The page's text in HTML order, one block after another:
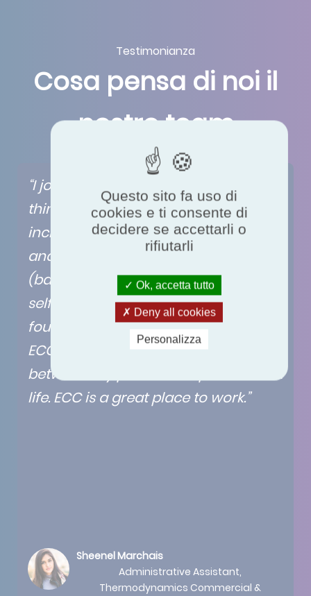
Testimonianza
Cosa pensa di noi il
nostro team
“I joined the ECC team in 2017. Several
things attracted me to the role
including flexible hours, the location
and the variable salary package
(based on the company benefits and
self-performance at work), which I
found very motivating. Working at
ECC has given me a good balance
between my private and professional
life. ECC is a great place to work.”
Sheenel Marchais
Administrative Assistant,
Thermodynamics Commercial &
Questo sito fa uso di
cookies e ti consente di
decidere se accettarli o
rifiutarli
Ok, accetta tutto
Deny all cookies
Personalizza